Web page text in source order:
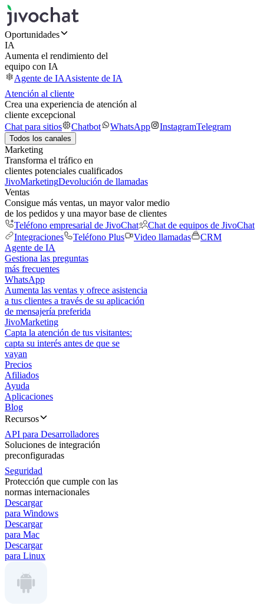
Oportunidades
IA
Aumenta el rendimiento del
equipo con IA
Agente de IAAsistente de IA
Atención al cliente
Crea una experiencia de atención al
cliente excepcional
Chat para sitios
Chatbot WhatsApp InstagramTelegram
Todos los canales
Marketing
Transforma el tráfico en
clientes potenciales cualificados
JivoMarketingDevolución de llamadas
Ventas
Consigue más ventas, un mayor valor medio
de los pedidos y una mayor base de clientes
Teléfono empresarial de JivoChat
Chat de equipos de JivoChat
Integraciones
Teléfono Plus Video llamadas
CRM
Agente de IA
Gestiona las preguntas
más frecuentes
WhatsApp
Aumenta las ventas y ofrece asistencia
a tus clientes a través de su aplicación
de mensajería preferida
JivoMarketing
Capta la atención de tus visitantes:
capta su interés antes de que se
vayan
Precios
Afiliados
Ayuda
Aplicaciones
Blog
Recursos
API para Desarrolladores
Soluciones de integración
preconfiguradas
Seguridad
Protección que cumple con las
normas internacionales
Descargar
para Windows
Descargar
para Mac
Descargar
para Linux